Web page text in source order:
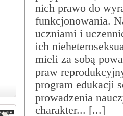
nich prawo do
funkcjonowania.
uczniami i
ich
mieli za sobą
praw
program edukacji
prowadzenia
charakter... [...]